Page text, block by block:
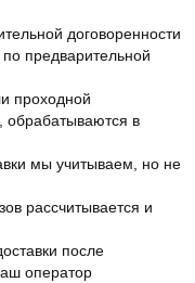
договоренности
предварительной
проходной
в
мы учитываем, но не
рассчитывается и
после
оператор